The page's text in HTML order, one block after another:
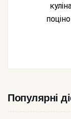
Популярні